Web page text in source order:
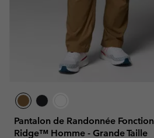
Pantalon de Randonnée
Ridge™ Homme - Grande Taille